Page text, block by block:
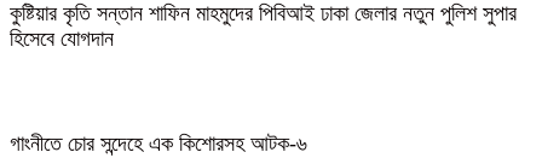
কুষ্টিয়ার কৃতি সন্তান শাফিন মাহমুদের পিবিআই ঢাকা জেলার নতুন পুলিশ সুপার
হিসেবে যোগদান
গাংনীতে চোর সন্দেহে এক কিশোরসহ আটক-৬